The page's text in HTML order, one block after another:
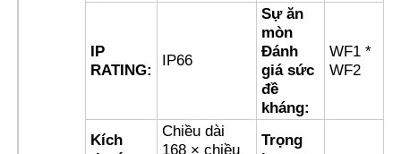
IP
RATING:
IP66
Sự ăn
mòn
Đánh
giá sức
đề
kháng:
WF1 *
WF2
Kích
Chiều dài
168 × chiều
Trọng